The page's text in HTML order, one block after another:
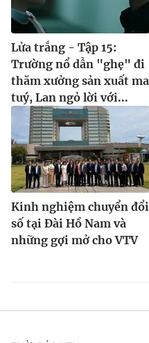
Lửa trắng - Tập 15:
Trường nổ dẫn "ghẹ" đi
thăm xưởng sản xuất ma
tuý, Lan ngỏ lời với...
Kinh nghiệm chuyển đổi
số tại Đài Hồ Nam và
những gợi mở cho VTV